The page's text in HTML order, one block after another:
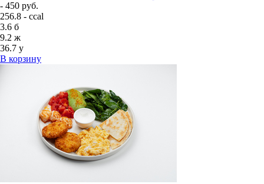
- 450 руб.
256.8 - ccal
3.6 б
9.2 ж
36.7 у
В корзину